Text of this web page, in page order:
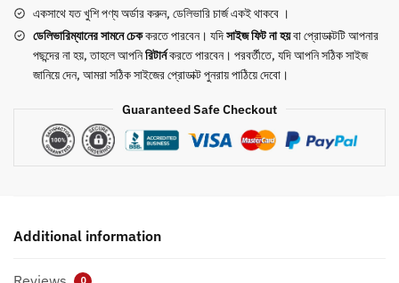
একসাথে যত খুশি পণ্য অর্ডার করুন, ডেলিভারি চার্জ একই থাকবে ।
ডেলিভারিম্যানের সামনেচেককরতে পারবেন। যদিসাইজ ফিট না হয়বা প্রোডাক্টটি আপনার
পছন্দের না হয়, তাহলে আপনিরিটার্নকরতে পারবেন। পরবর্তীতে, যদি আপনি সঠিক সাইজ
জানিয়ে দেন, আমরা সঠিক সাইজের প্রোডাক্ট পুনরায় পাঠিয়ে দেবো।
Guaranteed Safe Checkout
Additional information
0